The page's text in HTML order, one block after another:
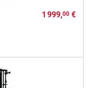
1 999,00€